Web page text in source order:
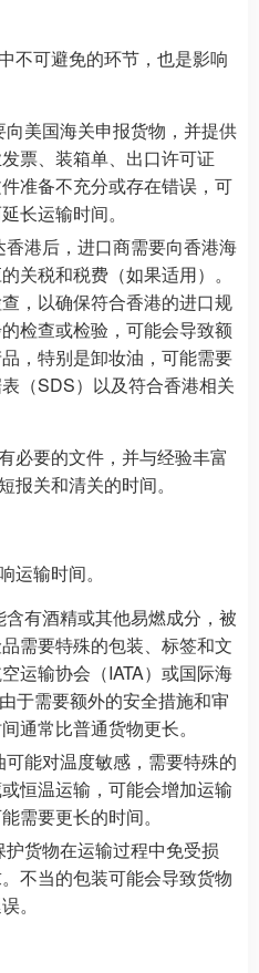
不可避免的环节，也是影响
向美国海关申报货物，并提供
票、装箱单、出口许可证
准备不充分或存在错误，可
长运输时间。
香港后，进口商需要向香港海
关税和税费（如果适用）。
，以确保符合香港的进口规
检查或检验，可能会导致额
，特别是卸妆油，可能需要
（SDS）以及符合香港相关
必要的文件，并与经验丰富
报关和清关的时间。
运输时间。
有酒精或其他易燃成分，被
需要特殊的包装、标签和文
运输协会（IATA）或国际海
于需要额外的安全措施和审
通常比普通货物更长。
可能对温度敏感，需要特殊的
恒温运输，可能会增加运输
需要更长的时间。
货物在运输过程中免受损
不当的包装可能会导致货物
。